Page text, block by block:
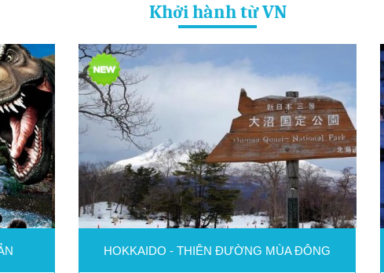
Khởi hành từ VN
HOKKAIDO - THIÊN ĐƯỜNG MÙA ĐÔNG